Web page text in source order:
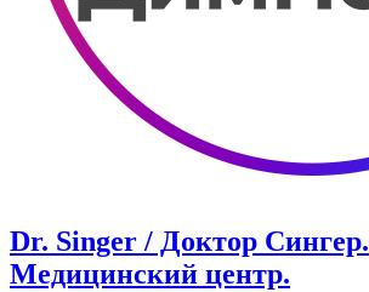
Dr. Singer / Доктор Сингер.
Медицинский центр.